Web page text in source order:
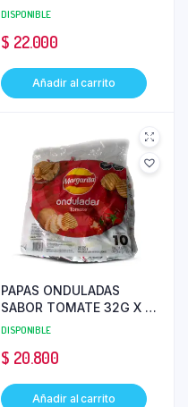
DISPONIBLE
$ 22.000
Añadir al carrito
PAPAS ONDULADAS
SABOR TOMATE 32G X 10
UNDS MARGARITA
DISPONIBLE
$ 20.800
Añadir al carrito